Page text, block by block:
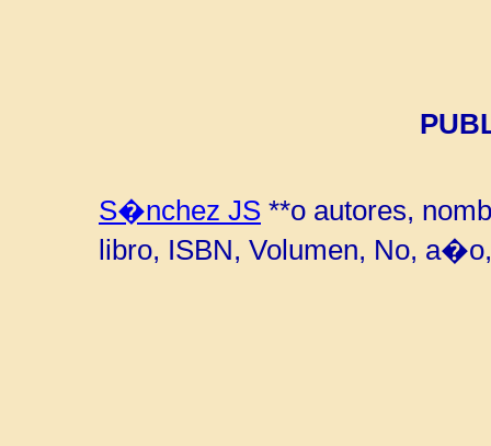
S�nchez JS **o autores,
libro, ISBN, Volumen, No,